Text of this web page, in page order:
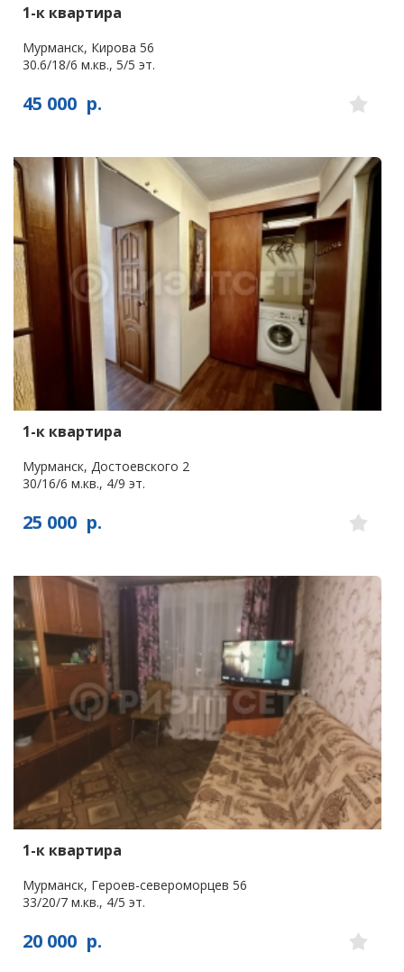
1-к квартира
Мурманск, Кирова 56
30.6/18/6 м.кв., 5/5 эт.
45 000 р.
1-к квартира
Мурманск, Достоевского 2
30/16/6 м.кв., 4/9 эт.
25 000 р.
1-к квартира
Мурманск, Героев-североморцев 56
33/20/7 м.кв., 4/5 эт.
20 000 р.